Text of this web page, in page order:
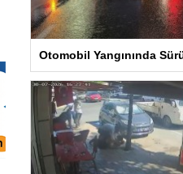
Otomobil Yangınında